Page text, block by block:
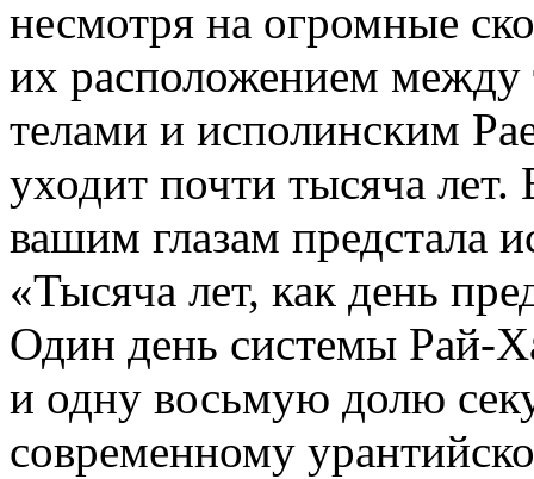
несмотря на огромные
их расположением
телами и исполинским
уходит почти тысяча
вашим глазам предстала
«Тысяча лет, как день
Один день системы Рай-
и одну восьмую долю
современному